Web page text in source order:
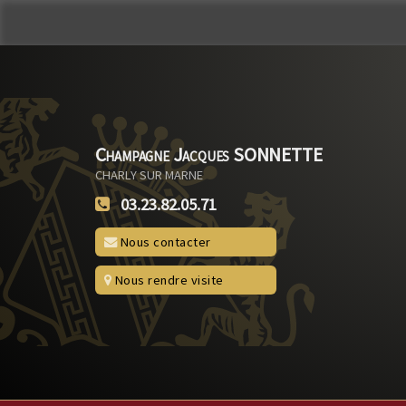
Champagne Jacques SONNETTE
CHARLY SUR MARNE
03.23.82.05.71
Nous contacter
Nous rendre visite